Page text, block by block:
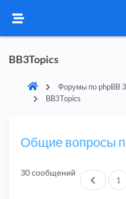
BB3Topics
Форумы по phpBB
BB3Topics
Общие вопросы
30 сообщений
Пред.1